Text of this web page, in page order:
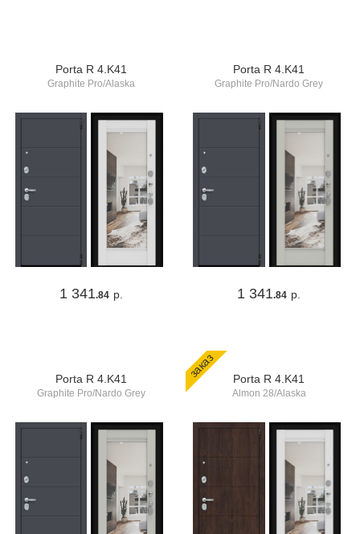
Porta R 4.K41
Graphite Pro/Alaska
1 341.84 р.
Porta R 4.K41
Graphite Pro/Nardo Grey
1 341.84 р.
Porta R 4.K41
Graphite Pro/Nardo Grey
заказ Porta R 4.K41
Almon 28/Alaska